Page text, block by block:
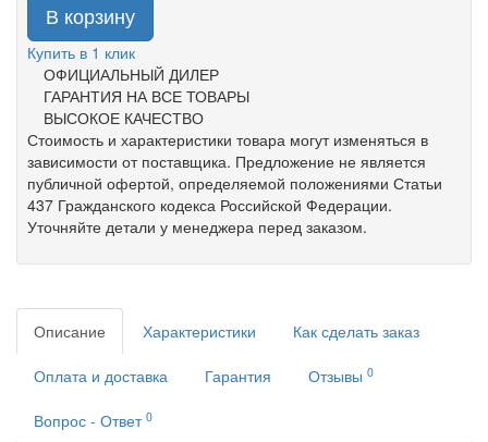
В корзину
Купить в 1 клик
ОФИЦИАЛЬНЫЙ ДИЛЕР
ГАРАНТИЯ НА ВСЕ ТОВАРЫ
ВЫСОКОЕ КАЧЕСТВО
Стоимость и характеристики товара могут изменяться в
зависимости от поставщика. Предложение не является
публичной офертой, определяемой положениями Статьи
437 Гражданского кодекса Российской Федерации.
Уточняйте детали у менеджера перед заказом.
Описание Характеристики Как сделать заказ
Оплата и доставка Гарантия Отзывы 0
Вопрос - Ответ 0